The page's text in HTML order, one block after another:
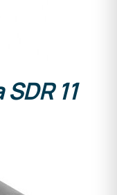
11